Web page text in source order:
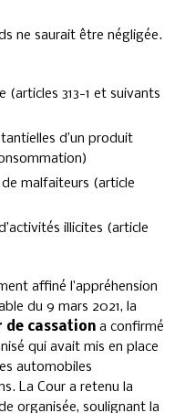
ne saurait être négligée.
(articles 313-1 et suivants
d’un produit
malfaiteurs (article
illicites (article
affiné l’appréhension
du 9 mars 2021, la
de cassation a confirmé
qui avait mis en place
automobiles
La Cour a retenu la
organisée, soulignant la